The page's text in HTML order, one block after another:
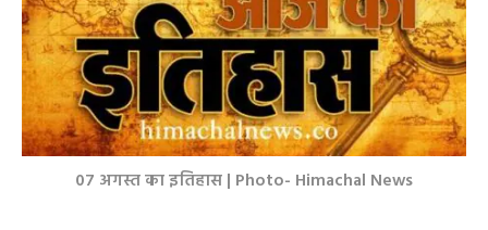
07 अगस्त का इतिहास | Photo- Himachal News